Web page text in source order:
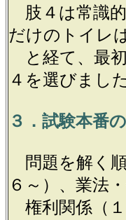
肢４は常識
だけのトイレ
と経て、最
４を選びました
３．試験本番
問題を解く
６～）、業法
権利関係（１